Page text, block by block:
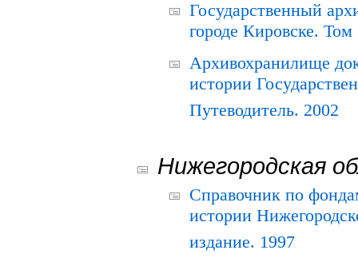
Государственный
городе Кировске.
Архивохранилище
истории
Путеводитель. 2002
Нижегородская
Справочник по
истории
издание. 1997